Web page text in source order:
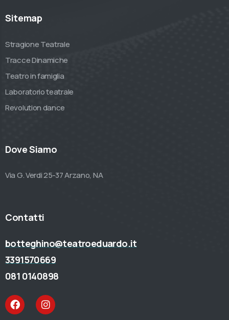
Sitemap
Stragione Teatrale
Tracce Dinamiche
Teatro in famiglia
Laboratorio teatrale
Revolution dance
Dove Siamo
Via G. Verdi 25-37 Arzano, NA
Contatti
botteghino@teatroeduardo.it
3391570669
081 0140898